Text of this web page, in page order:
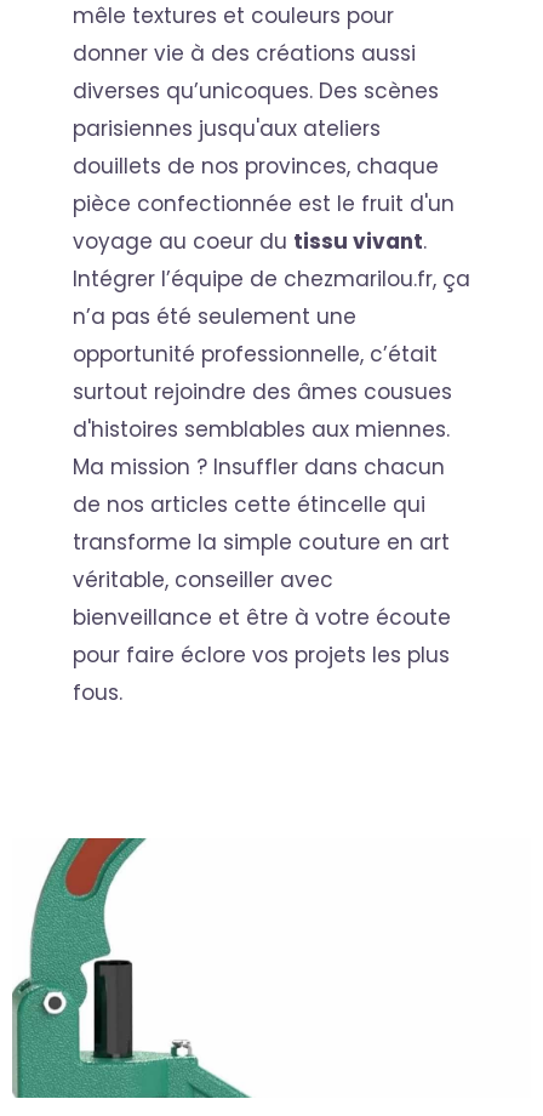
mêle textures et couleurs pour
donner vie à des créations aussi
diverses qu’unicoques. Des scènes
parisiennes jusqu'aux ateliers
douillets de nos provinces, chaque
pièce confectionnée est le fruit d'un
voyage au coeur du tissu vivant.
Intégrer l’équipe de chezmarilou.fr, ça
n’a pas été seulement une
opportunité professionnelle, c’était
surtout rejoindre des âmes cousues
d'histoires semblables aux miennes.
Ma mission ? Insuffler dans chacun
de nos articles cette étincelle qui
transforme la simple couture en art
véritable, conseiller avec
bienveillance et être à votre écoute
pour faire éclore vos projets les plus
fous.